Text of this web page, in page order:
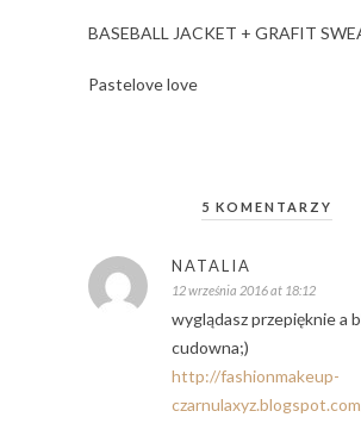
BASEBALL JACKET + GRAFIT
Pastelove love
5 KOMENTARZY
NATALIA
12 września 2016 at 18:12
wyglądasz przepięknie a
cudowna;)
http://fashionmakeup-